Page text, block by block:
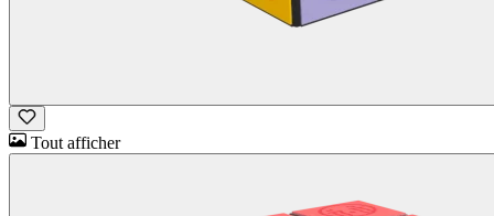
Tout afficher